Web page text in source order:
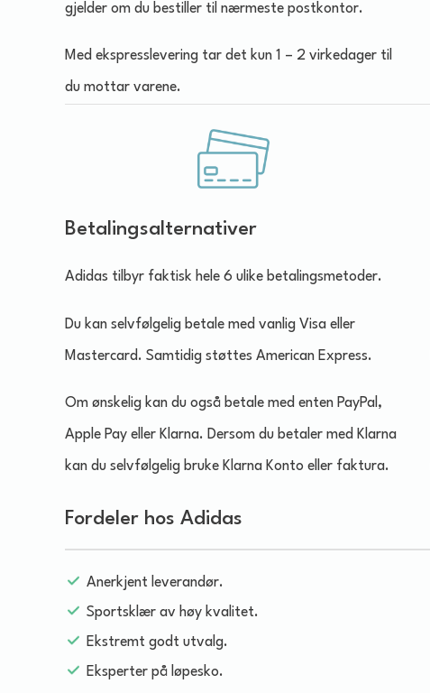
gjelder om du bestiller til nærmeste postkontor.
Med ekspresslevering tar det kun 1 – 2 virkedager til
du mottar varene.
Betalingsalternativer
Adidas tilbyr faktisk hele 6 ulike betalingsmetoder.
Du kan selvfølgelig betale med vanlig Visa eller
Mastercard. Samtidig støttes American Express.
Om ønskelig kan du også betale med enten PayPal,
Apple Pay eller Klarna. Dersom du betaler med Klarna
kan du selvfølgelig bruke Klarna Konto eller faktura.
Fordeler hos Adidas
Anerkjent leverandør.
Sportsklær av høy kvalitet.
Ekstremt godt utvalg.
Eksperter på løpesko.